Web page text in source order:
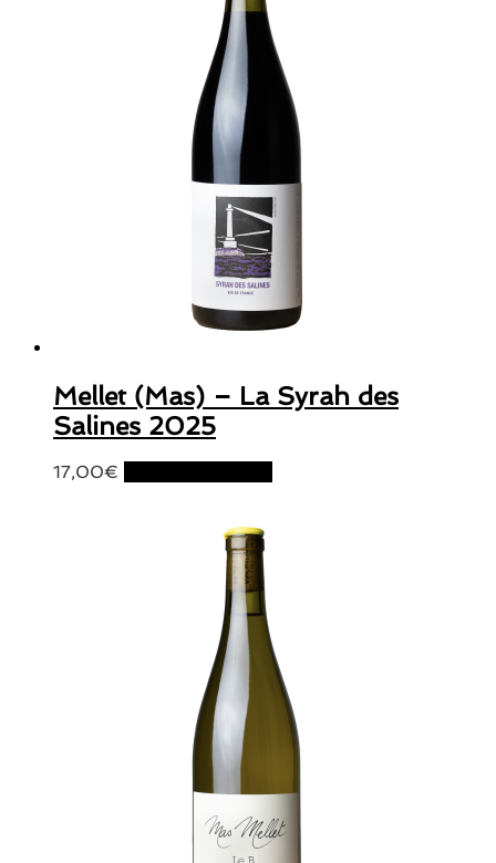
Mellet (Mas) – La Syrah des
Salines 2025
17,00€